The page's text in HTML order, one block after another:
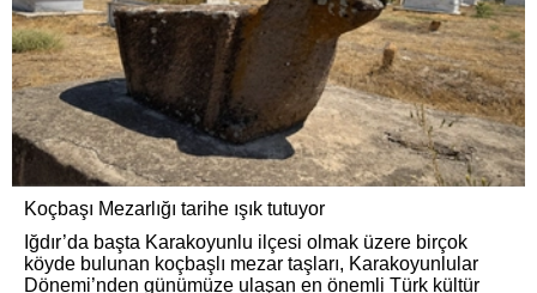
Koçbaşı Mezarlığı tarihe ışık tutuyor
Iğdır’da başta Karakoyunlu ilçesi olmak üzere birçok
köyde bulunan koçbaşlı mezar taşları, Karakoyunlular
Dönemi’nden günümüze ulaşan en önemli Türk kültür